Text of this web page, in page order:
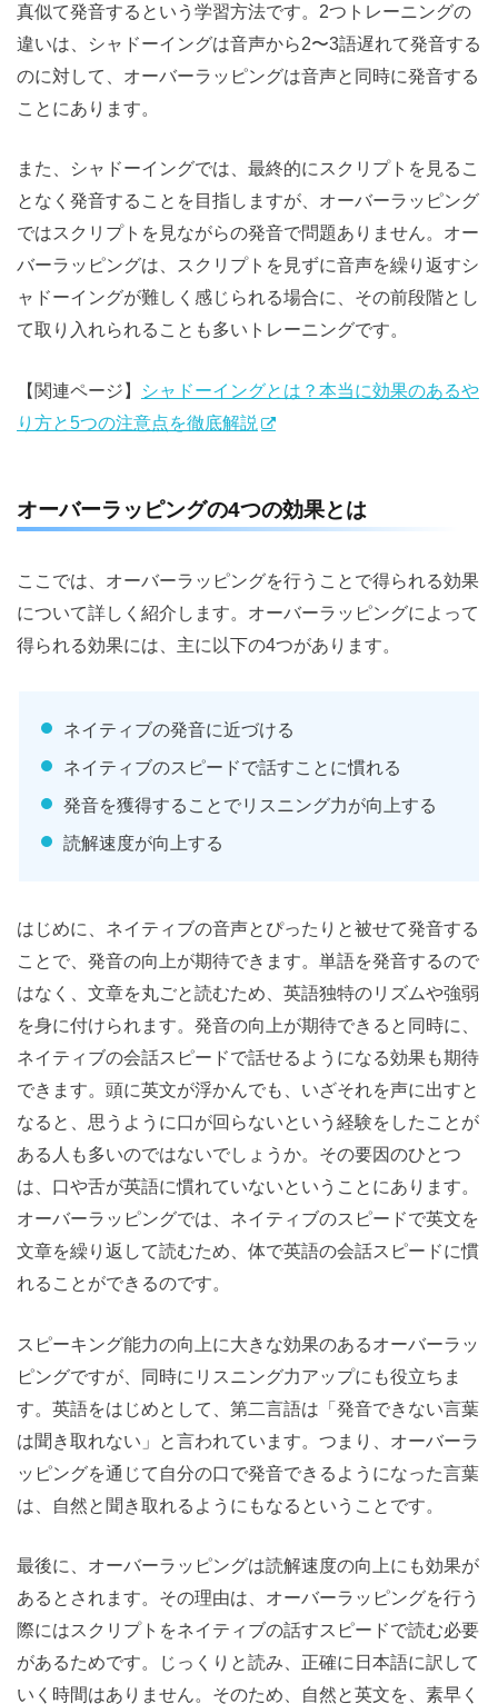
真似て発音するという学習方法です。2つトレーニングの
違いは、シャドーイングは音声から2〜3語遅れて発音する
のに対して、オーバーラッピングは音声と同時に発音する
ことにあります。
また、シャドーイングでは、最終的にスクリプトを見るこ
となく発音することを目指しますが、オーバーラッピング
ではスクリプトを見ながらの発音で問題ありません。オー
バーラッピングは、スクリプトを見ずに音声を繰り返すシ
ャドーイングが難しく感じられる場合に、その前段階とし
て取り入れられることも多いトレーニングです。
【関連ページ】
シャドーイングとは？本当に効果のあるや
り方と5つの注意点を徹底解説
オーバーラッピングの4つの効果とは
ここでは、オーバーラッピングを行うことで得られる効果
について詳しく紹介します。オーバーラッピングによって
得られる効果には、主に以下の4つがあります。
ネイティブの発音に近づける
ネイティブのスピードで話すことに慣れる
発音を獲得することでリスニング力が向上する
読解速度が向上する
はじめに、ネイティブの音声とぴったりと被せて発音する
ことで、発音の向上が期待できます。単語を発音するので
はなく、文章を丸ごと読むため、英語独特のリズムや強弱
を身に付けられます。発音の向上が期待できると同時に、
ネイティブの会話スピードで話せるようになる効果も期待
できます。頭に英文が浮かんでも、いざそれを声に出すと
なると、思うように口が回らないという経験をしたことが
ある人も多いのではないでしょうか。その要因のひとつ
は、口や舌が英語に慣れていないということにあります。
オーバーラッピングでは、ネイティブのスピードで英文を
文章を繰り返して読むため、体で英語の会話スピードに慣
れることができるのです。
スピーキング能力の向上に大きな効果のあるオーバーラッ
ピングですが、同時にリスニング力アップにも役立ちま
す。英語をはじめとして、第二言語は「発音できない言葉
は聞き取れない」と言われています。つまり、オーバーラ
ッピングを通じて自分の口で発音できるようになった言葉
は、自然と聞き取れるようにもなるということです。
最後に、オーバーラッピングは読解速度の向上にも効果が
あるとされます。その理由は、オーバーラッピングを行う
際にはスクリプトをネイティブの話すスピードで読む必要
があるためです。じっくりと読み、正確に日本語に訳して
いく時間はありません。そのため、自然と英文を、素早く